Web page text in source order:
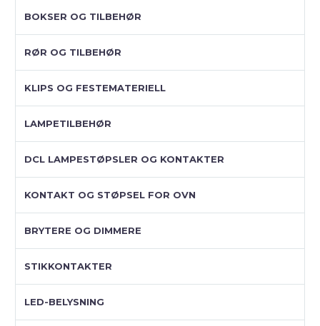
BOKSER OG TILBEHØR
RØR OG TILBEHØR
KLIPS OG FESTEMATERIELL
LAMPETILBEHØR
DCL LAMPESTØPSLER OG KONTAKTER
KONTAKT OG STØPSEL FOR OVN
BRYTERE OG DIMMERE
STIKKONTAKTER
LED-BELYSNING